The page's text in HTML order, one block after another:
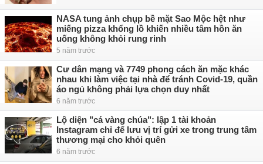
NASA tung ảnh chụp bề mặt Sao Mộc hệt như
miếng pizza khổng lồ khiến nhiều tâm hồn ăn
uống không khỏi rung rinh
5 năm trước
Cư dân mạng và 7749 phong cách ăn mặc khác
nhau khi làm việc tại nhà để tránh Covid-19, quần
áo ngủ không phải lựa chọn duy nhất
6 năm trước
Lộ diện "cá vàng chúa": lập 1 tài khoản
Instagram chỉ để lưu vị trí gửi xe trong trung tâm
thương mại cho khỏi quên
6 năm trước